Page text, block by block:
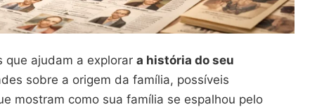
que ajudam a explorar a história do seu
sobre a origem da família, possíveis
mostram como sua família se espalhou pelo